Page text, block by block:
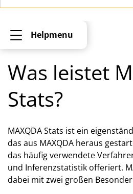
Helpmenu
Was leistet
Stats?
MAXQDA Stats ist ein
das aus MAXQDA heraus
das häufig verwendete
und Inferenzstatistik offeriert.
dabei mit zwei großen